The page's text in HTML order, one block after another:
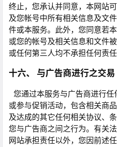
终止，您承认并同意，本网站
及您帐号中所有相关信息及文
件或本服务。此外，您同意若
或您的帐号及相关信息和文件
或任何第三人均不承担任何责任
十六、 与广告商进行之交易
您通过本服务与广告商进行任
或参与促销活动，包含相关商
及达成的其它任何相关协议、
您与广告商之间之行为。有关
网站承担责任以外，您因前述